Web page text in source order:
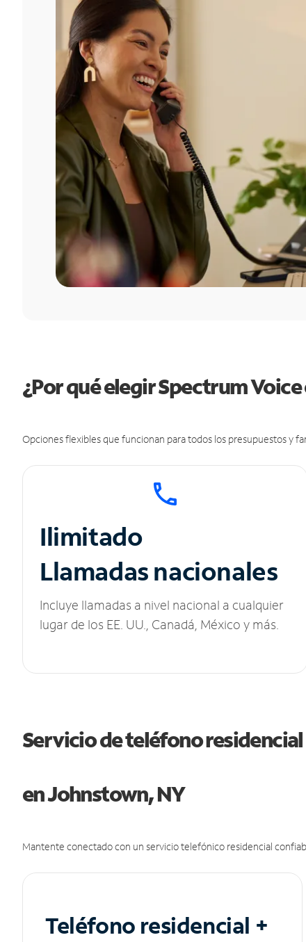
¿Por qué elegir Spectrum
Opciones flexibles que funcionan para todos los presupuestos y
Ilimitado
Llamadas nacionales
Incluye llamadas a nivel nacional a cualquier
lugar de los EE. UU., Canadá, México y más.
Servicio de teléfono residencial
en Johnstown, NY
Mantente conectado con un servicio telefónico residencial
Teléfono residencial +